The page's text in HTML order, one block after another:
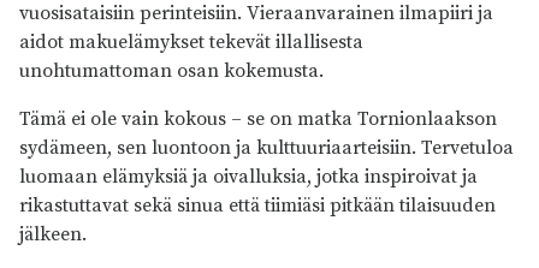
vuosisataisiin perinteisiin. Vieraanvarainen ilmapiiri ja
aidot makuelämykset tekevät illallisesta
unohtumattoman osan kokemusta.
Tämä ei ole vain kokous – se on matka Tornionlaakson
sydämeen, sen luontoon ja kulttuuriaarteisiin. Tervetuloa
luomaan elämyksiä ja oivalluksia, jotka inspiroivat ja
rikastuttavat sekä sinua että tiimiäsi pitkään tilaisuuden
jälkeen.